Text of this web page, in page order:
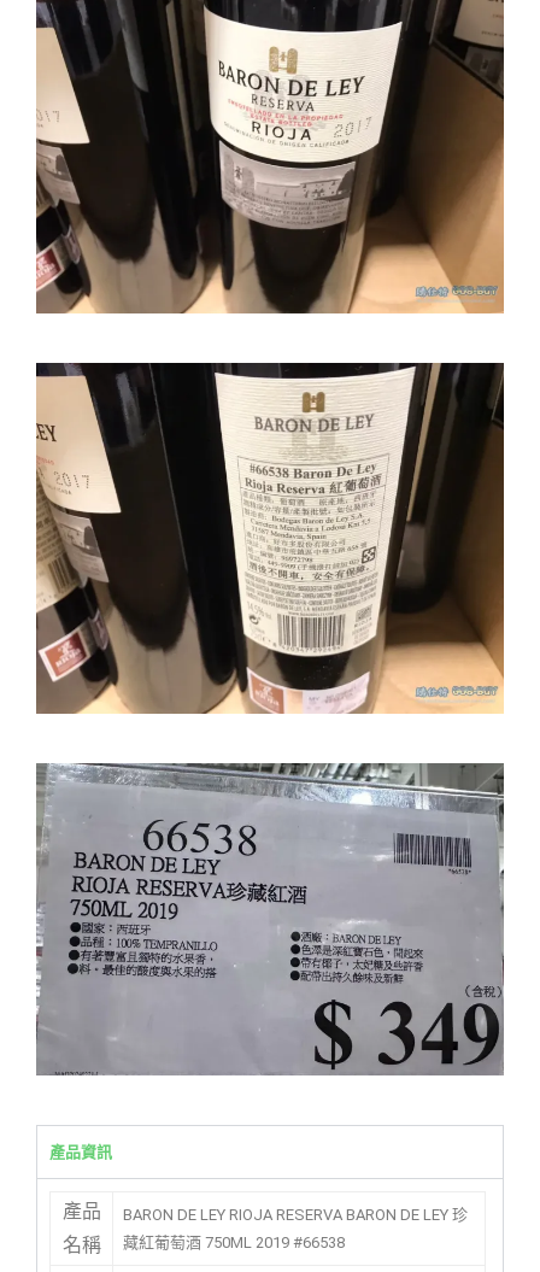
產品資訊
產品
名稱
BARON DE LEY RIOJA RESERVA BARON DE LEY 珍
藏紅葡萄酒 750ML 2019 #66538